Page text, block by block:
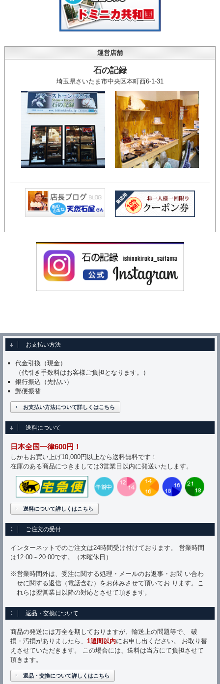
運営店舗
石の記録
埼玉県さいたま市中央区本町西6-1-31
お支払い方法
代金引換（現金）
（代引き手数料はお客様ご負担となります。）
銀行振込（先払い）
郵便振替
お支払い方法について詳しくはこちら
送料について
日本全国一律600円！
しかもお買い上げ10,000円以上なら送料無料です！
在庫のある商品につきましては3営業日以内に発送いたします。
送料について詳しくはこちら
ご注文の受付
インターネットでのご注文は24時間受け付けております。 営業時間
は12:00～20:00です。（木曜休日）
※営業時間外は、受注に関する処理・メールのお返事・お問 い合わ
せに関する返信（電話含む）をお休みさせて頂いてお ります。こ
れらは翌営業日以降の対応とさせて頂きます。
返品・交換について
商品の発送には万全を期しておりますが、輸送上の問題等で、 破
損・汚損がありましたら、 1週間以内にお申し出ください。 お取り替
えさせていただきます。 この場合には、送料は当方にて負担させて
頂きます。
返品・交換について詳しくはこちら